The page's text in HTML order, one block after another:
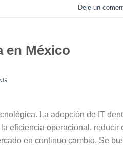
Deje un
en México
La adopción de IT
eficiencia operacional, reducir
en continuo cambio. Se